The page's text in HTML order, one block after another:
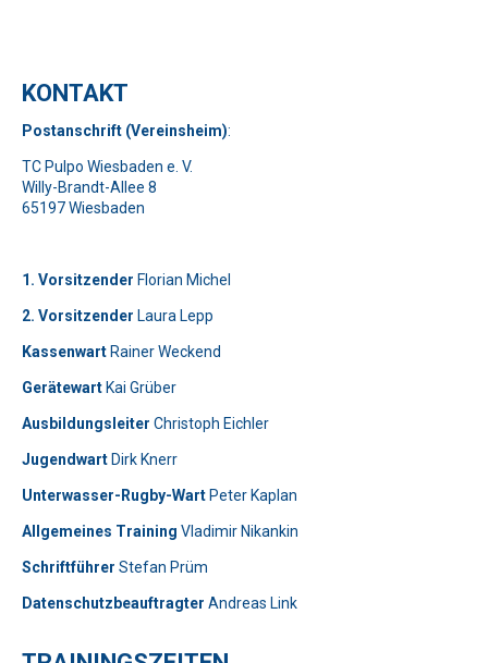
KONTAKT
Postanschrift (Vereinsheim):
TC Pulpo Wiesbaden e. V.
Willy-Brandt-Allee 8
65197 Wiesbaden
1. Vorsitzender Florian Michel
2. Vorsitzender Laura Lepp
Bitte lasse dieses Feld leer.
Kassenwart Rainer Weckend
Gerätewart Kai Grüber
Telefon: 0179-5300111
Ausbildungsleiter Christoph Eichler
Jugendwart Dirk Knerr
Unterwasser-Rugby-Wart Peter Kaplan
Allgemeines Training Vladimir Nikankin
Schriftführer Stefan Prüm
Datenschutzbeauftragter Andreas Link